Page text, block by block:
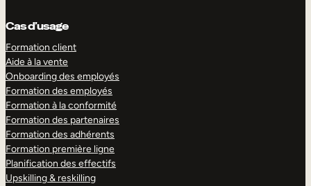
Cas d’usage
Formation client
Aide à la vente
Onboarding des employés
Formation des employés
Formation à la conformité
Formation des partenaires
Formation des adhérents
Formation première ligne
Planification des effectifs
Upskilling & reskilling